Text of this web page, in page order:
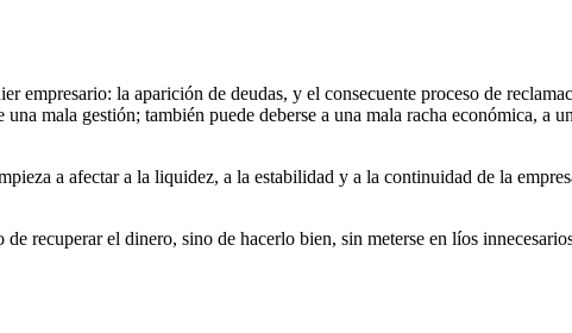
la aparición de deudas, y el consecuente proceso de
mala gestión; también puede deberse a una mala racha económica, a
a afectar a la liquidez, a la estabilidad y a la continuidad de la
recuperar el dinero, sino de hacerlo bien, sin meterse en líos